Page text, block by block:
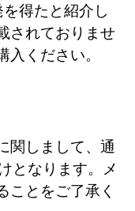
得たと紹介し
されておりませ
ください。
関しまして、通
となります。メ
ことをご了承く